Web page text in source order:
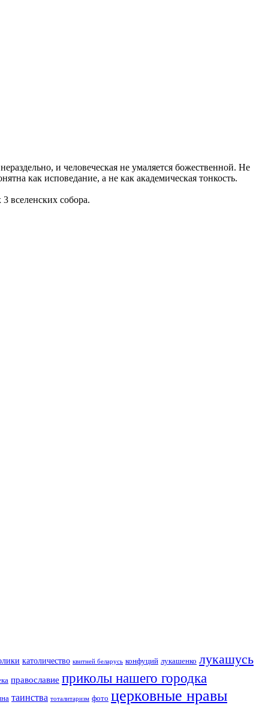
и человеческая не умаляется божественной. Не
как исповедание, а не как академическая тонкость.
вселенских собора.
католичество квитней беларусь конфуций лукашенко лукашусь
православие приколы нашего городка
таинства тоталитаризм фото церковные нравы